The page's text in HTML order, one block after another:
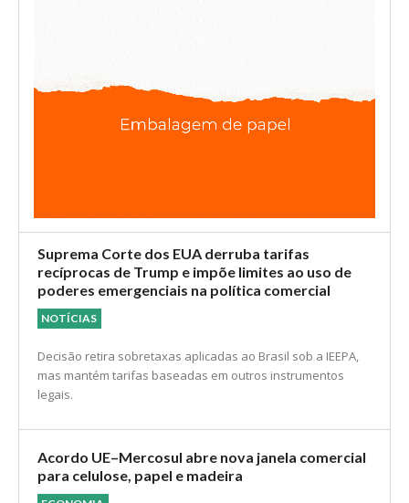
Suprema Corte dos EUA derruba tarifas
recíprocas de Trump e impõe limites ao uso de
poderes emergenciais na política comercial
NOTÍCIAS
Decisão retira sobretaxas aplicadas ao Brasil sob a IEEPA,
mas mantém tarifas baseadas em outros instrumentos
legais.
Acordo UE–Mercosul abre nova janela comercial
para celulose, papel e madeira